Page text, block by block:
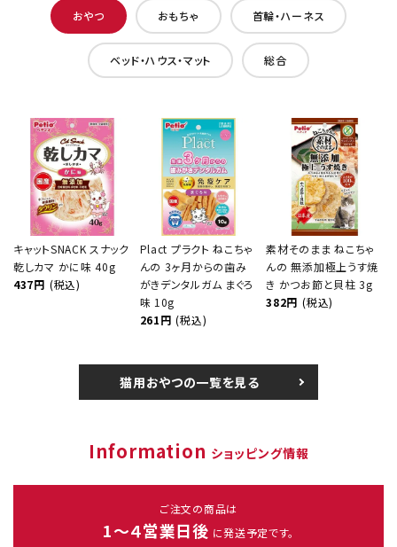
おやつ おもちゃ 首輪・ハーネス
ベッド・ハウス・マット 総合
キャットSNACK スナック
乾しカマ かに味 40g
437円 (税込)
Plact プラクト ねこちゃ
んの 3ヶ月からの歯み
がきデンタルガム まぐろ
味 10g
261円 (税込)
素材そのまま ねこちゃ
んの 無添加極上うす焼
き かつお節と貝柱 3g
382円 (税込)
猫用おやつの一覧を見る
Information ショッピング情報
ご注文の商品は
1～４営業日後 に発送予定です。